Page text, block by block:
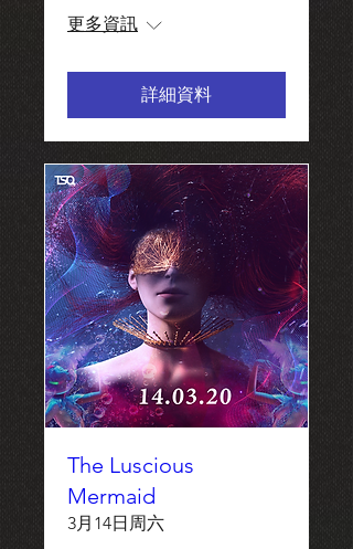
更多資訊
詳細資料
The Luscious
Mermaid
3月14日周六